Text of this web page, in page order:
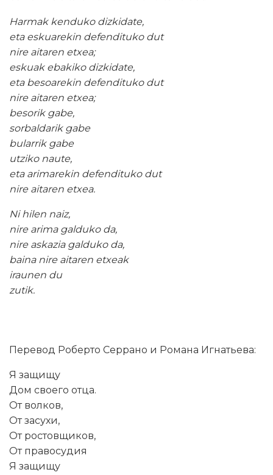
Harmak kenduko dizkidate,
eta eskuarekin defendituko dut
nire aitaren etxea;
eskuak ebakiko dizkidate,
eta besoarekin defendituko dut
nire aitaren etxea;
besorik gabe,
sorbaldarik gabe
bularrik gabe
utziko naute,
eta arimarekin defendituko dut
nire aitaren etxea.
Ni hilen naiz,
nire arima galduko da,
nire askazia galduko da,
baina nire aitaren etxeak
iraunen du
zutik.
Перевод Роберто Серрано и Романа Игнатьева:
Я защищу
Дом своего отца.
От волков,
От засухи,
От ростовщиков,
От правосудия
Я защищу